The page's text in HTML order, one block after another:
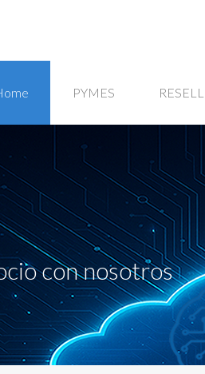
PYMES
con nosotros